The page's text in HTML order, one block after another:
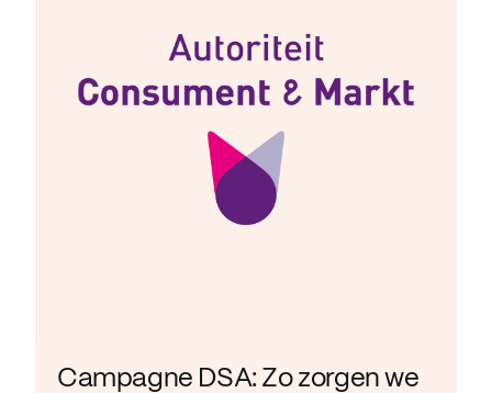
Campagne DSA: Zo zorgen we